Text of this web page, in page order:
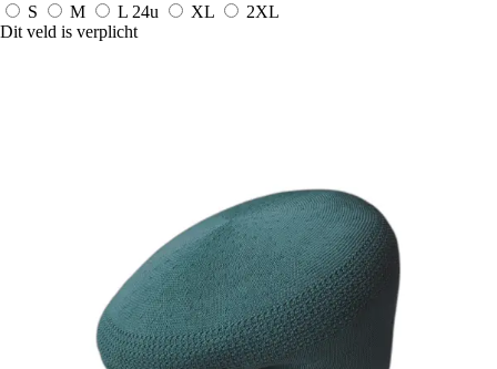
S
M L 24u XL
2XL
Dit veld is verplicht